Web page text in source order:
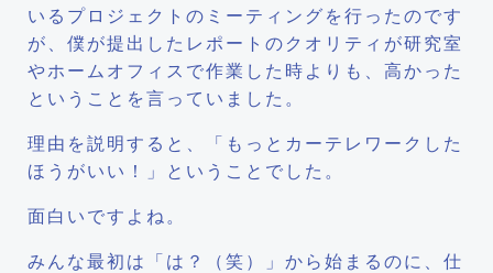
いるプロジェクトのミーティングを行ったのです
が、僕が提出したレポートのクオリティが研究室
やホームオフィスで作業した時よりも、高かった
ということを言っていました。
理由を説明すると、「もっとカーテレワークした
ほうがいい！」ということでした。
面白いですよね。
みんな最初は「は？（笑）」から始まるのに、仕